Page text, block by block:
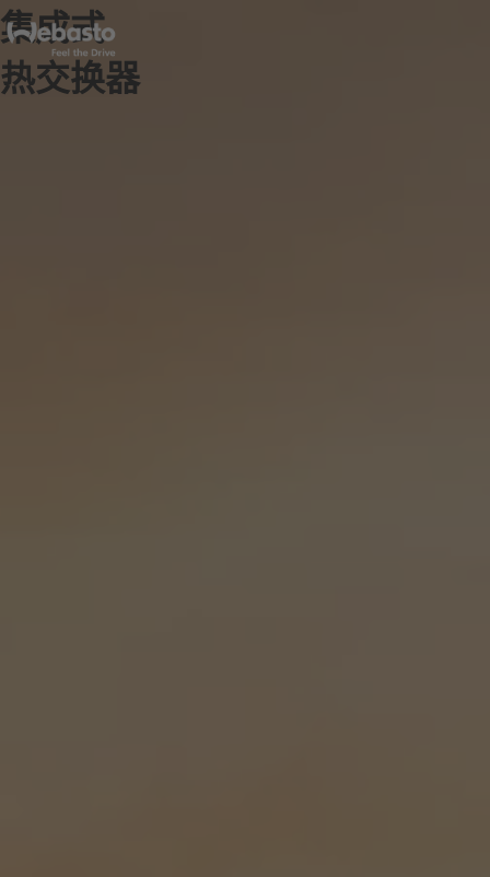
集成式
热交换器